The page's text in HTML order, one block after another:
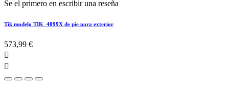
Se el primero en escribir una reseña
Tik modelo TIK_4099X de pie para exterior
573,99 €

